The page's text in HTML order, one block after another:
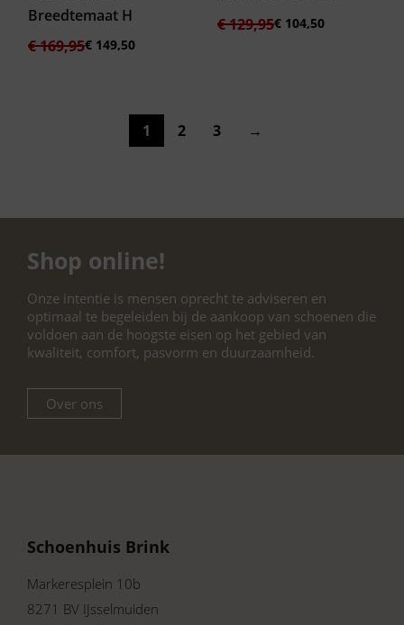
Breedtemaat H
€169,95
Oorspronkelijke
€ 149,50
Huidige
€129,95
Oorspronkelijke
€104,50
Huidige
1 2 3 →
Shop online!
Onze intentie is mensen oprecht te adviseren en
optimaal te begeleiden bij de aankoop van schoenen die
voldoen aan de hoogste eisen op het gebied van
kwaliteit, comfort, pasvorm en duurzaamheid.
Over ons
Schoenhuis Brink
Markeresplein 10b
8271 BV IJsselmuiden